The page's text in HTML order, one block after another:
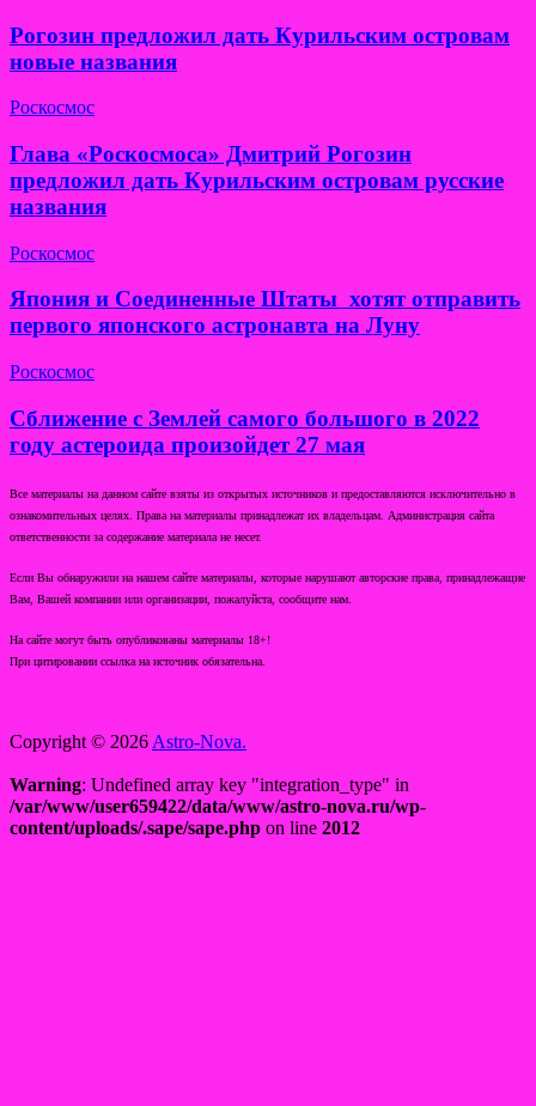
Рогозин предложил дать Курильским островам
новые названия
Роскосмос
Глава «Роскосмоса» Дмитрий Рогозин
предложил дать Курильским островам русские
названия
Роскосмос
Япония и Соединенные Штаты хотят отправить
первого японского астронавта на Луну
Роскосмос
Сближение с Землей самого большого в 2022
году астероида произойдет 27 мая
Все материалы на данном сайте взяты из открытых источников и предоставляются исключительно в
ознакомительных целях. Права на материалы принадлежат их владельцам. Администрация сайта
ответственности за содержание материала не несет.
Если Вы обнаружили на нашем сайте материалы, которые нарушают авторские права, принадлежащие
Вам, Вашей компании или организации, пожалуйста, сообщите нам.
На сайте могут быть опубликованы материалы 18+!
При цитировании ссылка на источник обязательна.
Copyright © 2026 Astro-Nova.
Warning: Undefined array key "integration_type" in
/var/www/user659422/data/www/astro-nova.ru/wp-
content/uploads/.sape/sape.php on line 2012